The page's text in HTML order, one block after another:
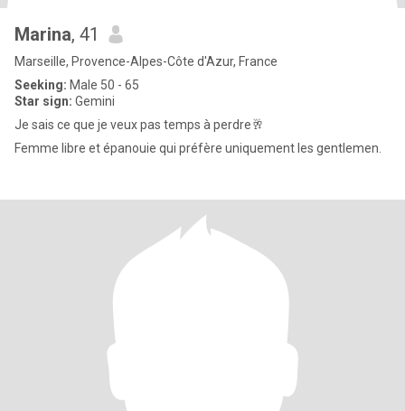
Marina, 41
Marseille, Provence-Alpes-Côte d'Azur, France
Seeking: Male 50 - 65
Star sign: Gemini
Je sais ce que je veux pas temps à perdre🥂
Femme libre et épanouie qui préfère uniquement les gentlemen.